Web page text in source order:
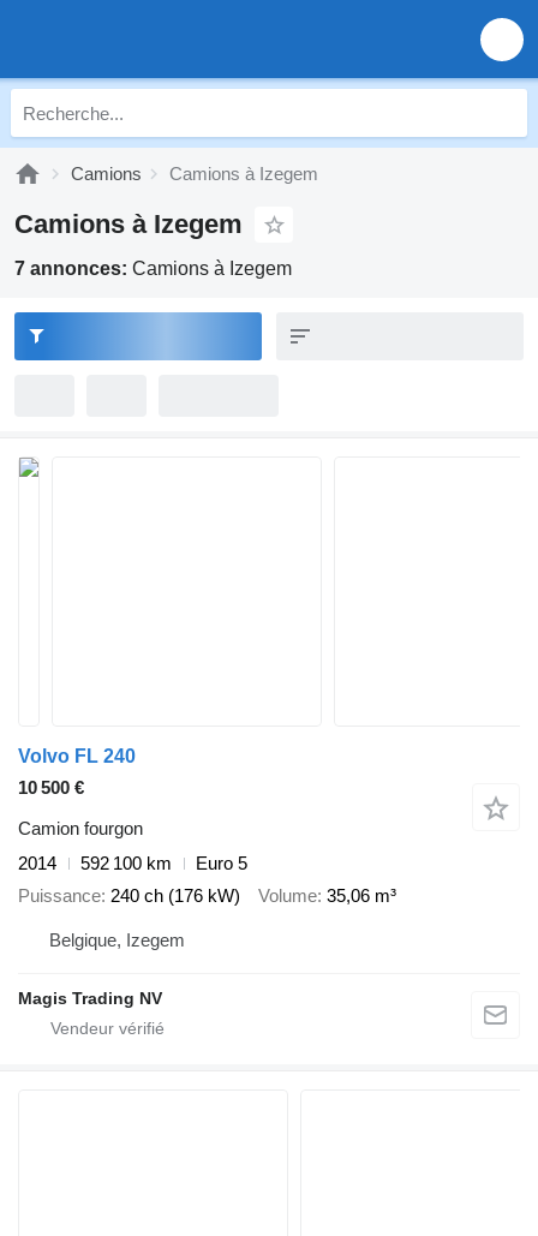
Camions Camions à Izegem
Camions à Izegem
7 annonces: Camions à Izegem
Volvo FL 240
10 500 €
Camion fourgon
2014
592 100 km
Euro 5
Puissance 240 ch (176 kW) Volume 35,06 m³
Belgique, Izegem
Magis Trading NV